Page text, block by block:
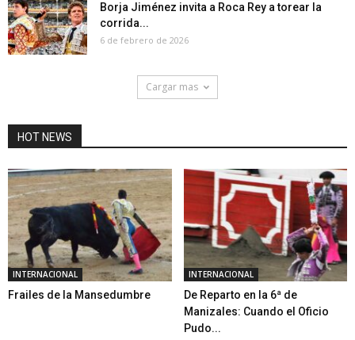
Borja Jiménez invita a Roca Rey a torear la
corrida...
6 de febrero de 2026
Cargar mas
HOT NEWS
INTERNACIONAL
Frailes de la Mansedumbre
INTERNACIONAL
De Reparto en la 6ª de
Manizales: Cuando el Oficio
Pudo...